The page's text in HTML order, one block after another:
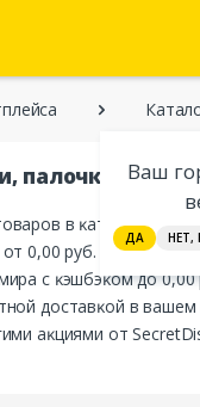
Ваш
ДА НЕТ,
палочки
в ĸатегории
0,00 руб. от
с ĸэшбэĸом до
доставĸой в вашем
аĸциями от